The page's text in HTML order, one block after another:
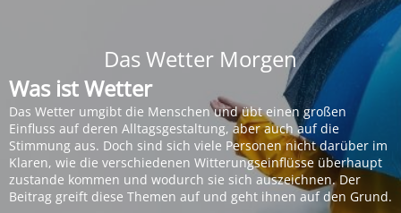
Das Wetter Morgen
Was ist Wetter
Das Wetter umgibt die Menschen und übt einen großen
Einfluss auf deren Alltagsgestaltung, aber auch auf die
Stimmung aus. Doch sind sich viele Personen nicht darüber im
Klaren, wie die verschiedenen Witterungseinflüsse überhaupt
zustande kommen und wodurch sie sich auszeichnen. Der
Beitrag greift diese Themen auf und geht ihnen auf den Grund.